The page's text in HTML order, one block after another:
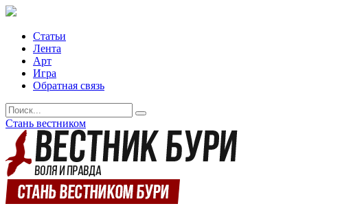
Статьи
Лента
Арт
Игра
Обратная связь
Стань вестником